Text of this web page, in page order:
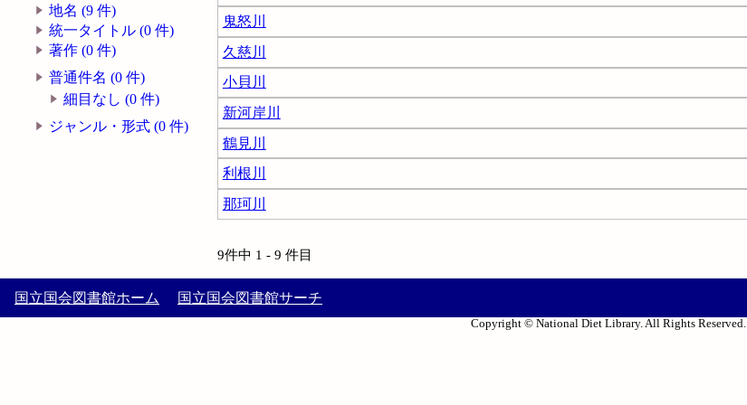
地名 (9 件)
統一タイトル (0 件)
著作 (0 件)
普通件名 (0 件)
細目なし (0 件)
ジャンル・形式 (0 件)
鬼怒川
久慈川
小貝川
新河岸川
鶴見川
利根川
那珂川
9件中 1 - 9 件目
国立国会図書館ホーム 国立国会図書館サーチ
Copyright © National Diet Library. All Rights Reserved.